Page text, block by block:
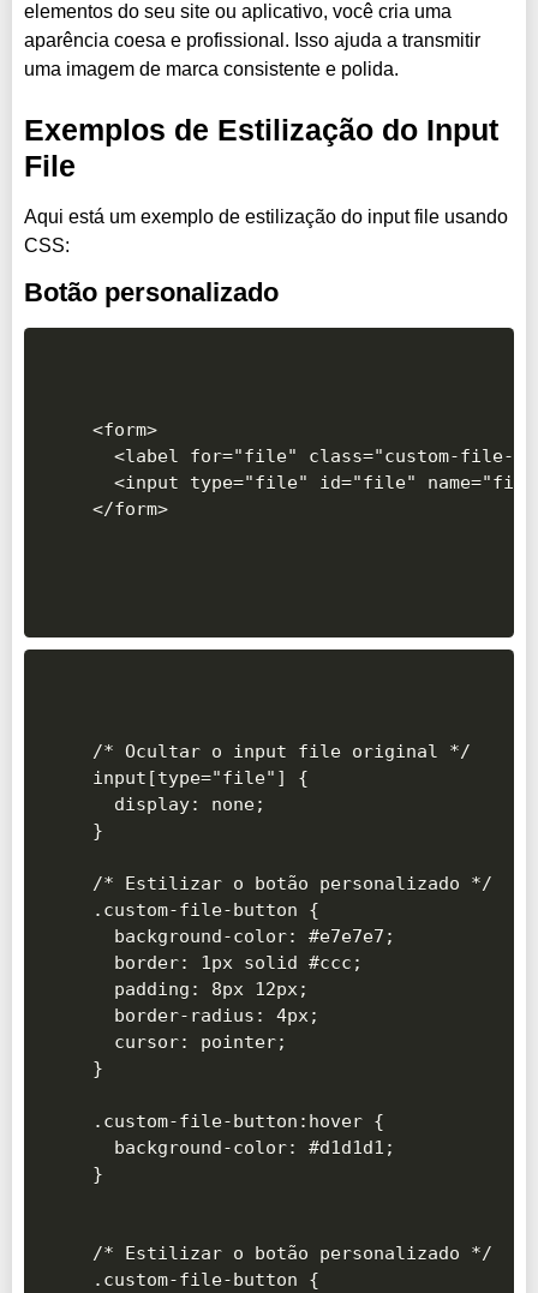
elementos do seu site ou aplicativo, você cria uma
aparência coesa e profissional. Isso ajuda a transmitir
uma imagem de marca consistente e polida.
Exemplos de Estilização do Input
File
Aqui está um exemplo de estilização do input file usando
CSS:
Botão personalizado
<form>
<label for="file" class="custom-file-
<input type="file" id="file"
/* Ocultar o input file original */
input[type="file"] {
  display: none;
}
/* Estilizar o botão personalizado */
.custom-file-button {
  background-color: #e7e7e7;
  border: 1px solid #ccc;
  padding: 8px 12px;
  border-radius: 4px;
  cursor: pointer;
}
.custom-file-button:hover {
  background-color: #d1d1d1;
}
/* Estilizar o botão personalizado */
.custom-file-button {